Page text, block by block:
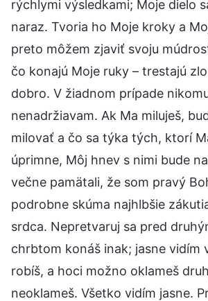
rýchlymi výsledkami; Moje dielo
naraz. Tvoria ho Moje kroky a
preto môžem zjaviť svoju
čo konajú Moje ruky – trestajú
dobro. V žiadnom prípade
nenadržiavam. Ak Ma miluješ,
milovať a čo sa týka tých, ktorí
úprimne, Môj hnev s nimi bude
večne pamätali, že som pravý
podrobne skúma najhlbšie
srdca. Nepretvaruj sa pred
chrbtom konáš inak; jasne vidím
robíš, a hoci možno oklameš
neoklameš. Všetko vidím jasne.